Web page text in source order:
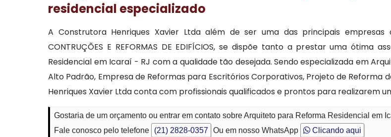
residencial especializado
A Construtora Henriques Xavier Ltda além de ser uma das principais
CONTRUÇÕES E REFORMAS DE EDIFÍCIOS, se dispõe tanto a prestar uma
Residencial em Icaraí - RJ com a qualidade tão desejada. Sendo especializada em
Alto Padrão, Empresa de Reformas para Escritórios Corporativos, Projeto de Reforma
Henriques Xavier Ltda conta com profissionais qualificados e prontos para realizarem
Gostaria de um orçamento ou entrar em contato sobre Arquiteto para Reforma Residencial em
Fale conosco pelo telefone
(21) 2828-0357 Ou em nosso WhatsApp Clicando aqui